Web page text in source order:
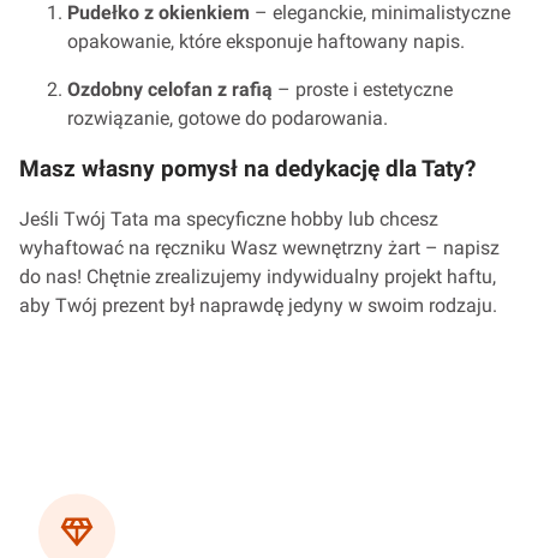
Pudełko z okienkiem – eleganckie, minimalistyczne
opakowanie, które eksponuje haftowany napis.
Ozdobny celofan z rafią – proste i estetyczne
rozwiązanie, gotowe do podarowania.
Masz własny pomysł na dedykację dla Taty?
Jeśli Twój Tata ma specyficzne hobby lub chcesz
wyhaftować na ręczniku Wasz wewnętrzny żart – napisz
do nas! Chętnie zrealizujemy indywidualny projekt haftu,
aby Twój prezent był naprawdę jedyny w swoim rodzaju.